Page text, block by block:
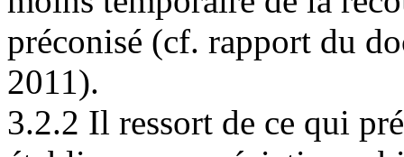
préconisé (cf. rapport du
2011).
3.2.2 Il ressort de ce qui